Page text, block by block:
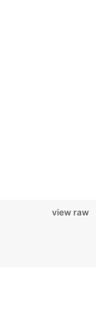
view raw